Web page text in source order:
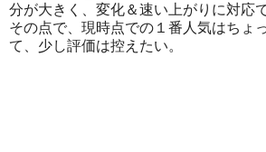
分が大きく、変化＆速い上がりに対応
その点で、現時点での１番人気はちょ
て、少し評価は控えたい。